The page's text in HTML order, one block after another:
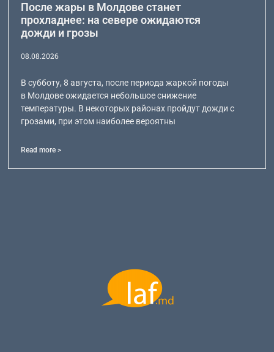
После жары в Молдове станет
прохладнее: на севере ожидаются
дожди и грозы
08.08.2026
В субботу, 8 августа, после периода жаркой погоды
в Молдове ожидается небольшое снижение
температуры. В некоторых районах пройдут дожди с
грозами, при этом наиболее вероятны
Read more >